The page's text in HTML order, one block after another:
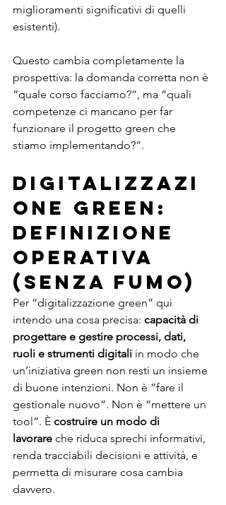
miglioramenti significativi di quelli
esistenti).
Questo cambia completamente la
prospettiva: la domanda corretta non è
“quale corso facciamo?”, ma “quali
competenze ci mancano per far
funzionare il progetto green che
stiamo implementando?”.
Digitalizzazi
one green:
definizione
operativa
(senza fumo)
Per “digitalizzazione green” qui
intendo una cosa precisa: capacità di
progettare e gestire processi, dati,
ruoli e strumenti digitali in modo che
un’iniziativa green non resti un insieme
di buone intenzioni. Non è “fare il
gestionale nuovo”. Non è “mettere un
tool”. È costruire un modo di
lavorare che riduca sprechi informativi,
renda tracciabili decisioni e attività, e
permetta di misurare cosa cambia
davvero.